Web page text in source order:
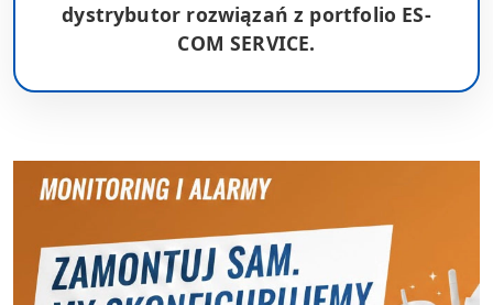
dystrybutor rozwiązań z portfolio ES-
COM SERVICE.